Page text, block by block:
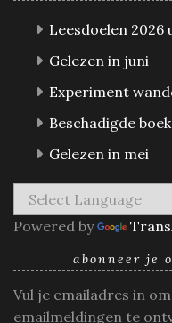
Leesdoelen 2026
Gelezen in juni
Experiment
Beschadigde
Gelezen in mei
Powered by
abonneer je
Vul je emailadres in
emailmeldingen te